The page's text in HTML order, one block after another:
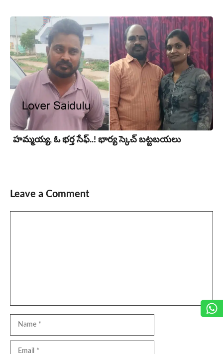
హ‌మ్మ‌య్య, ఓ భ‌ర్త సేఫ్..! భార్య‌ స్కెచ్ బ‌ట్ట‌బ‌య‌లు
Leave a Comment